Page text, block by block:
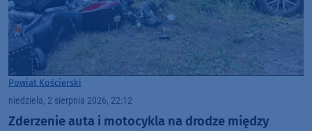
Powiat Kościerski
niedziela, 2 sierpnia 2026, 22:12
Zderzenie auta i motocykla na drodze między